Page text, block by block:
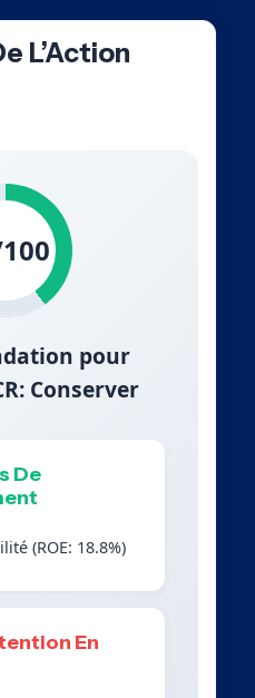
L’Action
pour
Conserver
De
(ROE: 18.8%)
En